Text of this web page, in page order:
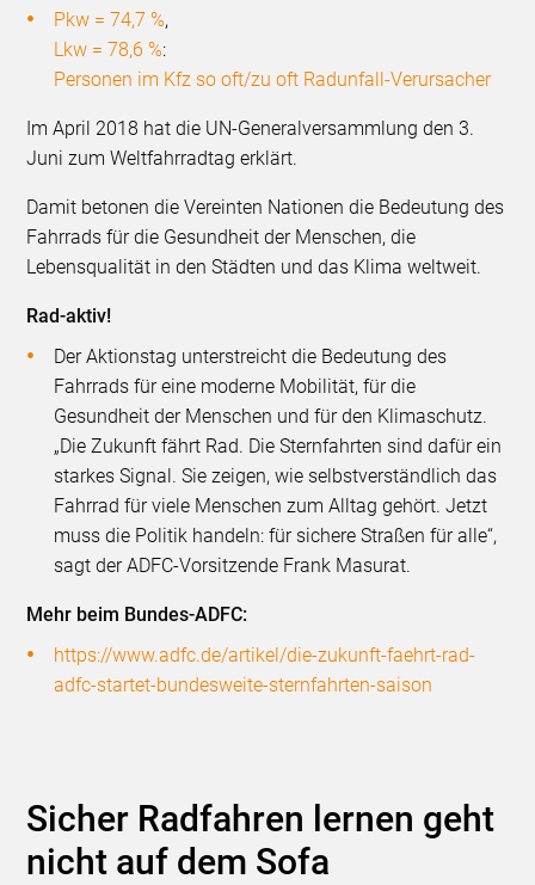
Pkw = 74,7 %,
Lkw = 78,6 %:
Personen im Kfz so oft/zu oft Radunfall-Verursacher
Im April 2018 hat die UN-Generalversammlung den 3.
Juni zum Weltfahrradtag erklärt.
Damit betonen die Vereinten Nationen die Bedeutung des
Fahrrads für die Gesundheit der Menschen, die
Lebensqualität in den Städten und das Klima weltweit.
Rad-aktiv!
Der Aktionstag unterstreicht die Bedeutung des
Fahrrads für eine moderne Mobilität, für die
Gesundheit der Menschen und für den Klimaschutz.
„Die Zukunft fährt Rad. Die Sternfahrten sind dafür ein
starkes Signal. Sie zeigen, wie selbstverständlich das
Fahrrad für viele Menschen zum Alltag gehört. Jetzt
muss die Politik handeln: für sichere Straßen für alle“,
sagt der ADFC-Vorsitzende Frank Masurat.
Mehr beim Bundes-ADFC:
https://www.adfc.de/artikel/die-zukunft-faehrt-rad-
adfc-startet-bundesweite-sternfahrten-saison
Sicher Radfahren lernen geht
nicht auf dem Sofa